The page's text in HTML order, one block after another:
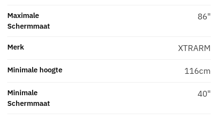
Maximale
Schermmaat
86"
Merk XTRARM
Minimale hoogte 116cm
Minimale
Schermmaat
40"